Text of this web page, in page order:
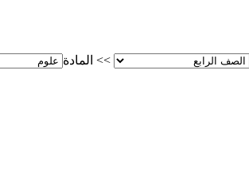
>> المادة